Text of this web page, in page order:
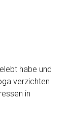
habe und
verzichten
in